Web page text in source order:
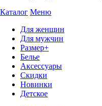
Каталог Меню
Для женщин
Для мужчин
Размер+
Белье
Аксессуары
Скидки
Новинки
Детское